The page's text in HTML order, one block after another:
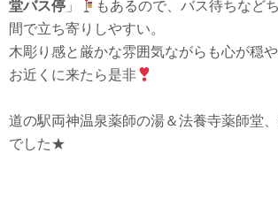
堂バス停 」
もあるので、バス待ちなど
間で立ち寄りしやすい。
木彫り感と厳かな雰囲気ながらも心が穏や
お近くに来たら是非
道の駅両神温泉薬師の湯＆法養寺薬師堂
でした★